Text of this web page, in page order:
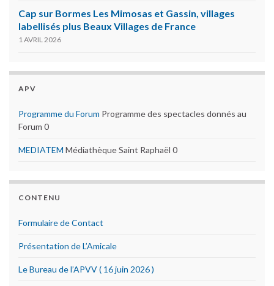
Cap sur Bormes Les Mimosas et Gassin, villages
labellisés plus Beaux Villages de France
1 AVRIL 2026
APV
Programme du Forum Programme des spectacles donnés au
Forum 0
MEDIATEM Médiathèque Saint Raphaël 0
CONTENU
Formulaire de Contact
Présentation de L’Amicale
Le Bureau de l’APVV ( 16 juin 2026 )